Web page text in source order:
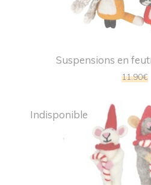
Suspensions en
11.90€
Indisponible